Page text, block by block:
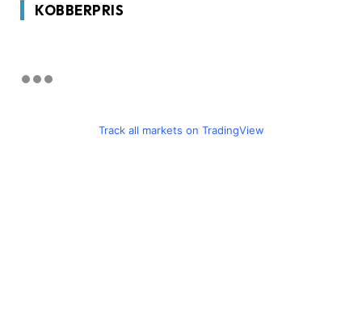
KOBBERPRIS
Track all markets on TradingView